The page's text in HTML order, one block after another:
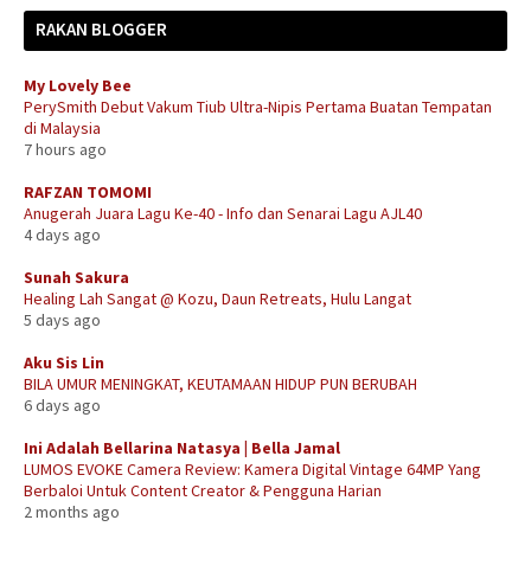
RAKAN BLOGGER
My Lovely Bee
PerySmith Debut Vakum Tiub Ultra-Nipis Pertama Buatan Tempatan
di Malaysia
7 hours ago
RAFZAN TOMOMI
Anugerah Juara Lagu Ke-40 - Info dan Senarai Lagu AJL40
4 days ago
Sunah Sakura
Healing Lah Sangat @ Kozu, Daun Retreats, Hulu Langat
5 days ago
Aku Sis Lin
BILA UMUR MENINGKAT, KEUTAMAAN HIDUP PUN BERUBAH
6 days ago
Ini Adalah Bellarina Natasya | Bella Jamal
LUMOS EVOKE Camera Review: Kamera Digital Vintage 64MP Yang
Berbaloi Untuk Content Creator & Pengguna Harian
2 months ago